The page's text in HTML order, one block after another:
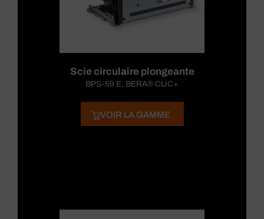
Scie circulaire plongeante
BPS-59 E, BERA® CLIC+
VOIR LA GAMME